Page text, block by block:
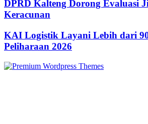
DPRD Kalteng Dorong Evaluasi
Keracunan
KAI Logistik Layani Lebih dari
Peliharaan 2026